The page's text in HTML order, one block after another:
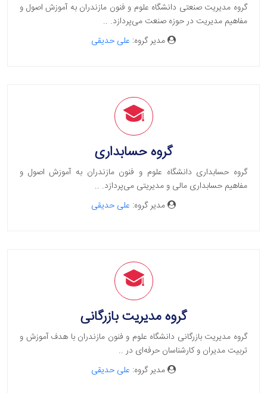
گروه مدیریت صنعتی دانشگاه علوم و فنون مازندران به آموزش اصول و
مفاهیم مدیریت در حوزه صنعت می‌پردازد. ..
مدیر گروه: علی حدیقی
گروه حسابداری
گروه حسابداری دانشگاه علوم و فنون مازندران به آموزش اصول و
مفاهیم حسابداری مالی و مدیریتی می‌پردازد. ..
مدیر گروه: علی حدیقی
گروه مدیریت بازرگانی
گروه مدیریت بازرگانی دانشگاه علوم و فنون مازندران با هدف آموزش و
تربیت مدیران و کارشناسان حرفه‌ای در ..
مدیر گروه: علی حدیقی